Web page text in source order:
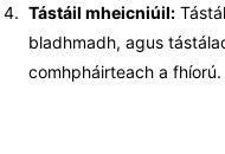
Tástáil mheicniúil:
bladhmadh, agus
comhpháirteach a fhíorú.